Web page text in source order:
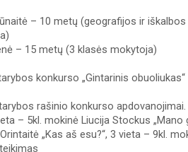
– 10 metų (geografijos ir
– 15 metų (3 klasės mokytoja)
konkurso „Gintarinis
rašinio konkurso
– 5kl. mokinė Liucija Stockus
„Kas aš esu?“, 3 vieta – 9kl.